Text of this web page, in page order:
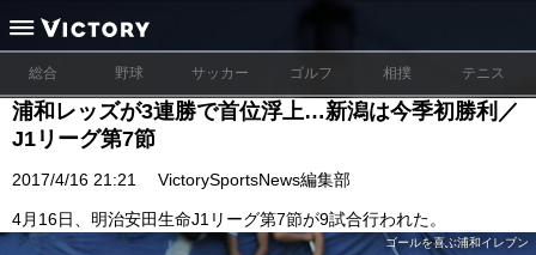
総合 野球 サッカー ゴルフ 相撲 テニス
浦和レッズが3連勝で首位浮上…新潟は今季初勝利／
J1リーグ第7節
2017/4/16 21:21 VictorySportsNews編集部
4月16日、明治安田生命J1リーグ第7節が9試合行われた。
ゴールを喜ぶ浦和イレブン